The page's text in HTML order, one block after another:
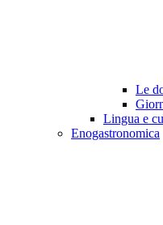
Le
Lingua e
Enogastronomica